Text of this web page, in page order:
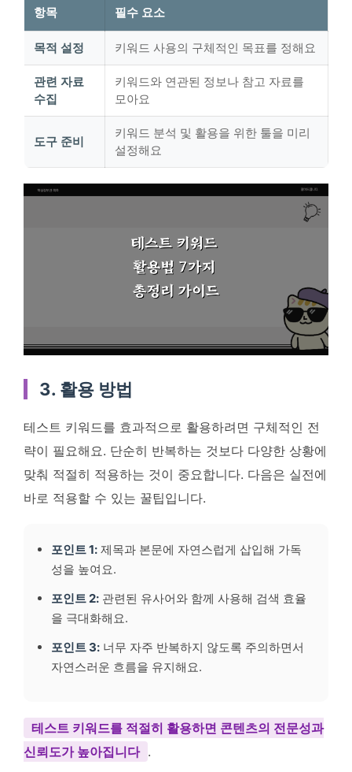
항목 필수 요소
목적 설정 키워드 사용의 구체적인 목표를 정해요
관련 자료
수집
키워드와 연관된 정보나 참고 자료를
모아요
도구 준비
키워드 분석 및 활용을 위한 툴을 미리
설정해요
3. 활용 방법
테스트 키워드를 효과적으로 활용하려면 구체적인 전
략이 필요해요. 단순히 반복하는 것보다 다양한 상황에
맞춰 적절히 적용하는 것이 중요합니다. 다음은 실전에
바로 적용할 수 있는 꿀팁입니다.
포인트 1: 제목과 본문에 자연스럽게 삽입해 가독
성을 높여요.
포인트 2: 관련된 유사어와 함께 사용해 검색 효율
을 극대화해요.
포인트 3: 너무 자주 반복하지 않도록 주의하면서
자연스러운 흐름을 유지해요.
테스트 키워드를 적절히 활용하면 콘텐츠의 전문성과
신뢰도가 높아집니다 .